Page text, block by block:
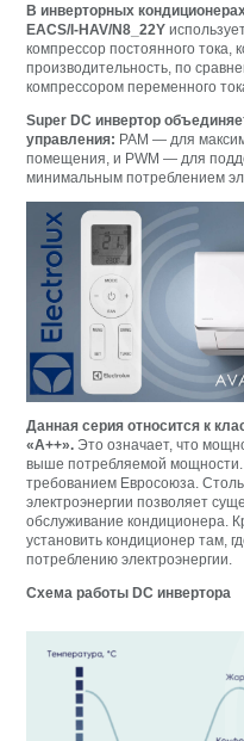
В инверторных
EACS/I-HAV/N8_22Y
компрессор постоянного
производительность, по
компрессором переменного
Super DC инвертор
управления: PAM — для
помещения, и PWM — для
минимальным потреблением
Данная серия относится к
«А++». Это означает, что
выше потребляемой мощности.
требованием Евросоюза.
электроэнергии позволяет
обслуживание кондиционера.
установить кондиционер там,
потреблению электроэнергии.
Схема работы DC инвертора